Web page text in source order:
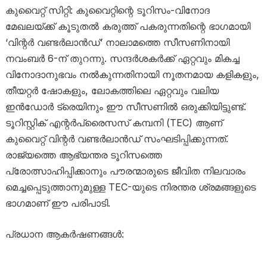
കുവൈറ്റ് സിറ്റി: കുവൈറ്റിന്റെ ടൂറിസം-വിനോദ
മേഖലയ്ക്ക് കൂടുതൽ കരുത്ത് പകരുന്നതിന്റെ ഭാഗമായി
‘വിന്റർ വണ്ടർലാൻഡ്’ നാലാമത്തെ സീസണിനായി
നവംബർ 6-ന് തുറന്നു. സന്ദർശകർക്ക് ഏറ്റവും മികച്ച
വിനോദാനുഭവം നൽകുന്നതിനായി നൂതനമായ കളികളും,
തീയറ്റർ ഷോകളും, ലോകത്തിലെ ഏറ്റവും വലിയ
ഇൻഡോർ ട്രെയിനും ഈ സീസണിൽ ഒരുക്കിയിട്ടുണ്ട്.
ടൂറിസ്റ്റിക് എന്റർപ്രൈസസ് കമ്പനി (TEC) ആണ്
കുവൈറ്റ് വിന്റർ വണ്ടർലാൻഡ് സംഘടിപ്പിക്കുന്നത്.
രാജ്യത്തെ ആഭ്യന്തര ടൂറിസത്തെ
പ്രോത്സാഹിപ്പിക്കാനും പൗരന്മാരുടെ ജീവിത നിലവാരം
മെച്ചപ്പെടുത്താനുമുള്ള TEC-യുടെ നിരന്തര ശ്രമങ്ങളുടെ
ഭാഗമാണ് ഈ പരിപാടി.
പ്രധാന ആകർഷണങ്ങൾ: